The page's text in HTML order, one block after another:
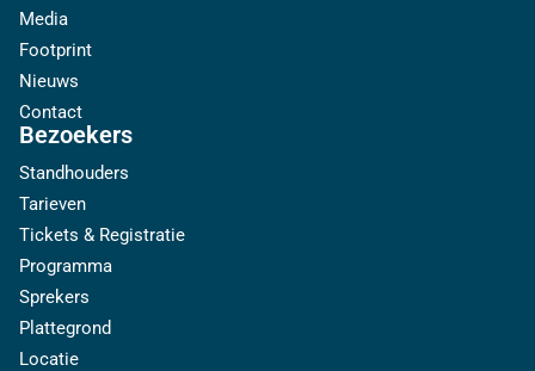
Media
Footprint
Nieuws
Contact
Bezoekers
Standhouders
Tarieven
Tickets & Registratie
Programma
Sprekers
Plattegrond
Locatie